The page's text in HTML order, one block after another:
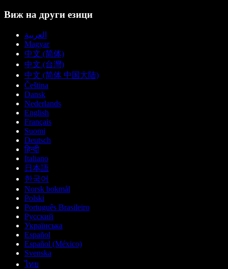
Виж на други езици
العربية
Magyar
中文 (简体)
中文 (台灣)
中文 (简体 中国大陆)
Čeština
Dansk
Nederlands
English
Français
Suomi
Deutsch
हिन्दी
Italiano
日本語
한국어
Norsk bokmål
Polski
Português Brasileiro
Русский
Українська
Español
Español (México)
Svenska
ไทย